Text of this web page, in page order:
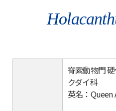
脊索動物門
クダイ科
英名：Queen